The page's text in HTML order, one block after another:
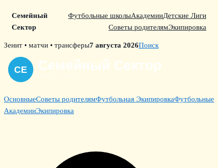
Семейный
Сектор
Футбольные школыАкадемииДетские Лиги
Советы родителямЭкипировка
Skip
content
Зенит • матчи • трансферы7 августа 2026Поиск
ОсновныеСоветы родителямФутбольная ЭкипировкаФутбольные
АкадемииЭкипировка